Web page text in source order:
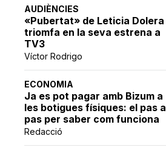
AUDIÈNCIES
«Pubertat» de Leticia Dolera
triomfa en la seva estrena a
TV3
Víctor Rodrigo
ECONOMIA
Ja es pot pagar amb Bizum a
les botigues físiques: el pas a
pas per saber com funciona
Redacció